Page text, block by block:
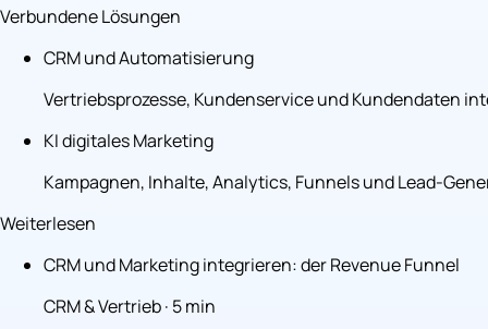
Verbundene Lösungen
CRM und Automatisierung
Vertriebsprozesse, Kundenservice und Kundendaten
KI digitales Marketing
Kampagnen, Inhalte, Analytics, Funnels und Lead-
Weiterlesen
CRM und Marketing integrieren: der Revenue Funnel
CRM & Vertrieb · 5 min